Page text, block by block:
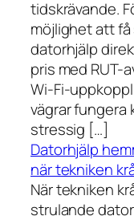
tidskrävande.
möjlighet att
datorhjälp
pris med RUT-
Wi-Fi-
vägrar fungera
stressig […]
Datorhjälp
när tekniken
När tekniken
strulande